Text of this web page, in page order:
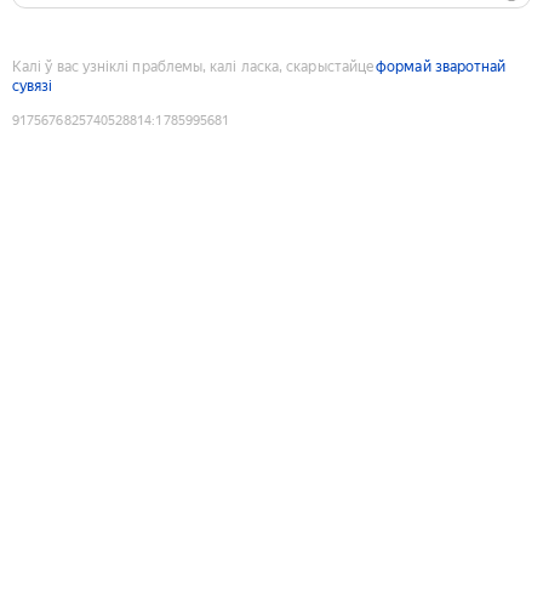
Калі ў вас узніклі праблемы, калі ласка, скарыстайцеформай зваротнай
сувязі
9175676825740528814:1785995681